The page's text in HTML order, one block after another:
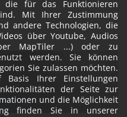
die für das Funktionieren
Mit Ihrer Zustimmung
andere Technologien, die
über Youtube, Audios
MapTiler ...) oder zu
werden. Sie können
Sie zulassen möchten.
Ihrer Einstellungen
der Seite zur
und die Möglichkeit
finden Sie in unserer